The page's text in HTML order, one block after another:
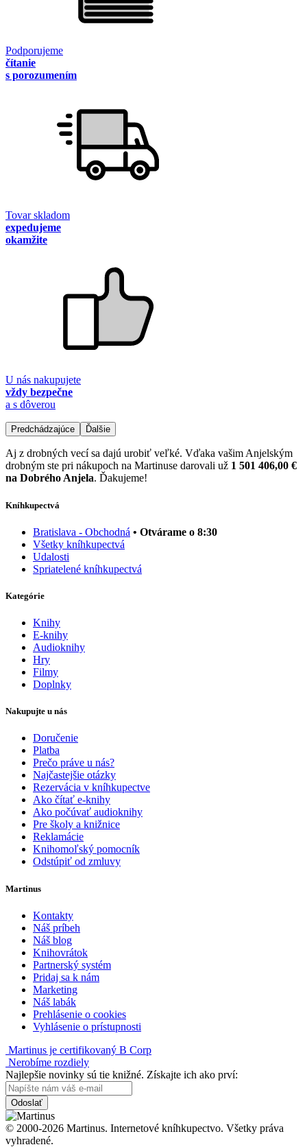
Podporujeme
čítanie
s porozumením
Tovar skladom
expedujeme
okamžite
U nás nakupujete
vždy bezpečne
a s dôverou
Predchádzajúce Ďalšie
Aj z drobných vecí sa dajú urobiť veľké. Vďaka vašim Anjelským
drobným ste pri nákupoch na Martinuse darovali už 1 501 406,00 €
na Dobrého Anjela. Ďakujeme!
Kníhkupectvá
Bratislava - Obchodná • Otvárame o 8:30
Všetky kníhkupectvá
Udalosti
Spriatelené kníhkupectvá
Kategórie
Knihy
E-knihy
Audioknihy
Hry
Filmy
Doplnky
Nakupujte u nás
Doručenie
Platba
Prečo práve u nás?
Najčastejšie otázky
Rezervácia v kníhkupectve
Ako čítať e-knihy
Ako počúvať audioknihy
Pre školy a knižnice
Reklamácie
Knihomoľský pomocník
Odstúpiť od zmluvy
Martinus
Kontakty
Náš príbeh
Náš blog
Knihovrátok
Partnerský systém
Pridaj sa k nám
Marketing
Náš labák
Prehlásenie o cookies
Vyhlásenie o prístupnosti
Martinus je certifikovaný B Corp
Nerobíme rozdiely
Najlepšie novinky sú tie knižné. Získajte ich ako prví:
Odoslať
© 2000-2026 Martinus. Internetové kníhkupectvo. Všetky práva
vyhradené.